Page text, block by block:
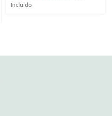
Incluido